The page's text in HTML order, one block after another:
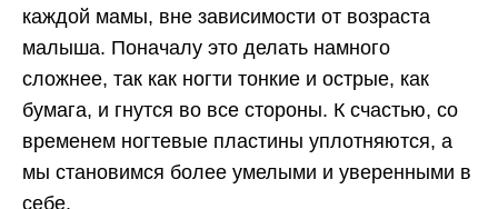
каждой мамы, вне зависимости от возраста
малыша. Поначалу это делать намного
сложнее, так как ногти тонкие и острые, как
бумага, и гнутся во все стороны. К счастью, со
временем ногтевые пластины уплотняются, а
мы становимся более умелыми и уверенными в
себе.